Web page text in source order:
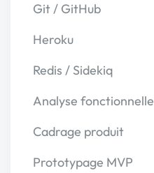
Git / GitHub
Heroku
Redis / Sidekiq
Analyse fonctionnelle
Cadrage produit
Prototypage MVP